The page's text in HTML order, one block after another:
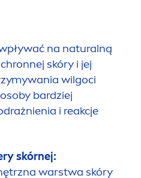
na naturalną
skóry i jej
wilgoci
bardziej
i reakcje
skórnej:
warstwa skóry